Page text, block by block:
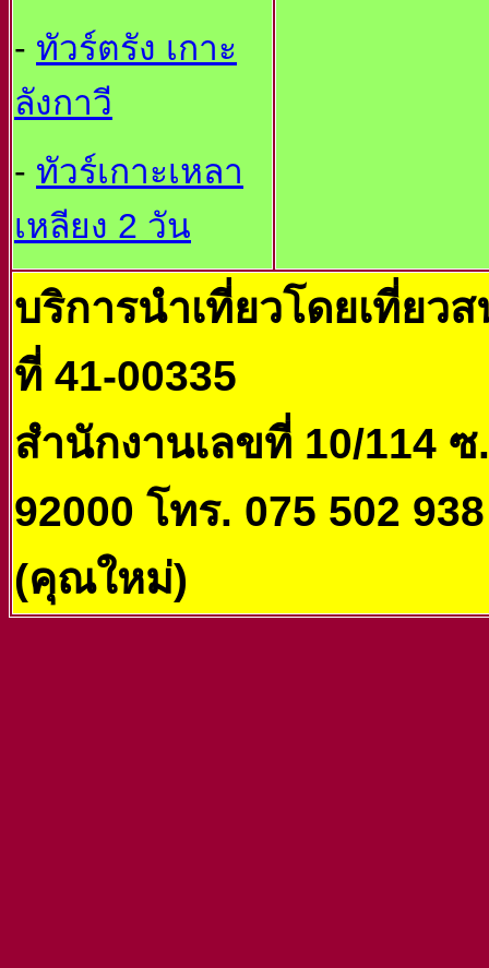
- ทัวร์ตรัง เกาะ
ลังกาวี
- ทัวร์เกาะเหลา
เหลียง 2 วัน
บริการนำเที่ยวโดยเที่ยว
ที่ 41-00335
สำนักงานเลขที่ 10/114 ซ
92000 โทร. 075 502
(คุณใหม่)